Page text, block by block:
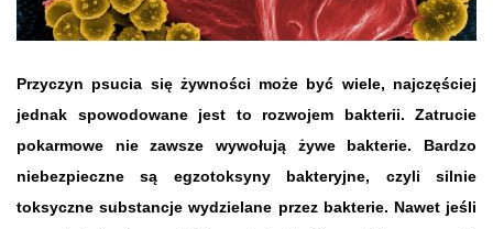
Przyczyn psucia się żywności może być wiele, najczęściej
jednak spowodowane jest to rozwojem bakterii. Zatrucie
pokarmowe nie zawsze wywołują żywe bakterie. Bardzo
niebezpieczne są egzotoksyny bakteryjne, czyli silnie
toksyczne substancje wydzielane przez bakterie. Nawet jeśli